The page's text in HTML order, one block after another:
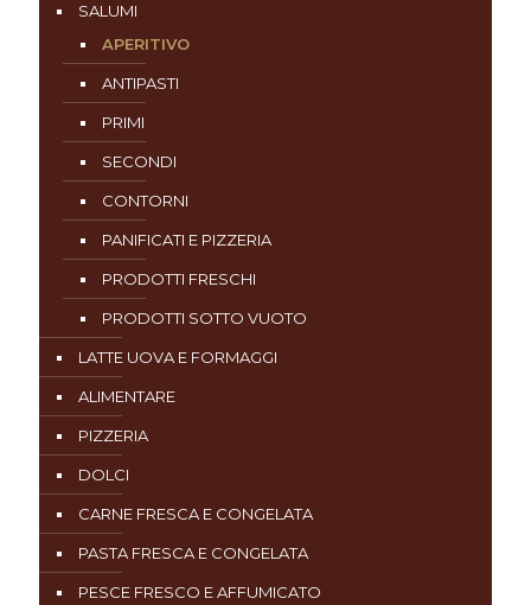
SALUMI
APERITIVO
ANTIPASTI
PRIMI
SECONDI
CONTORNI
PANIFICATI E PIZZERIA
PRODOTTI FRESCHI
PRODOTTI SOTTO VUOTO
LATTE UOVA E FORMAGGI
ALIMENTARE
PIZZERIA
DOLCI
CARNE FRESCA E CONGELATA
PASTA FRESCA E CONGELATA
PESCE FRESCO E AFFUMICATO